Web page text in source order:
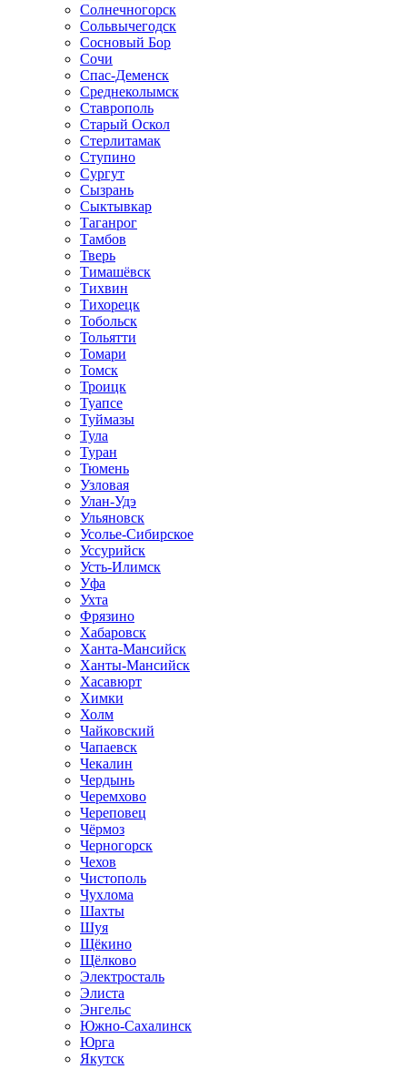
Солнечногорск
Сольвычегодск
Сосновый Бор
Сочи
Спас-Деменск
Среднеколымск
Ставрополь
Старый Оскол
Стерлитамак
Ступино
Сургут
Сызрань
Сыктывкар
Таганрог
Тамбов
Тверь
Тимашёвск
Тихвин
Тихорецк
Тобольск
Тольятти
Томари
Томск
Троицк
Туапсе
Туймазы
Тула
Туран
Тюмень
Узловая
Улан-Удэ
Ульяновск
Усолье-Сибирское
Уссурийск
Усть-Илимск
Уфа
Ухта
Фрязино
Хабаровск
Ханта-Мансийск
Ханты-Мансийск
Хасавюрт
Химки
Холм
Чайковский
Чапаевск
Чекалин
Чердынь
Черемхово
Череповец
Чёрмоз
Черногорск
Чехов
Чистополь
Чухлома
Шахты
Шуя
Щёкино
Щёлково
Электросталь
Элиста
Энгельс
Южно-Сахалинск
Юрга
Якутск